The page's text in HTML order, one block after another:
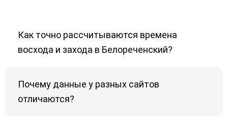
Как точно рассчитываются времена
восхода и захода в Белореченский?
Почему данные у разных сайтов
отличаются?